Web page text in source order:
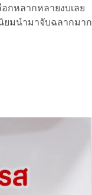
กหลากหลายงบเลย
ยมนำมาจับฉลากมาก